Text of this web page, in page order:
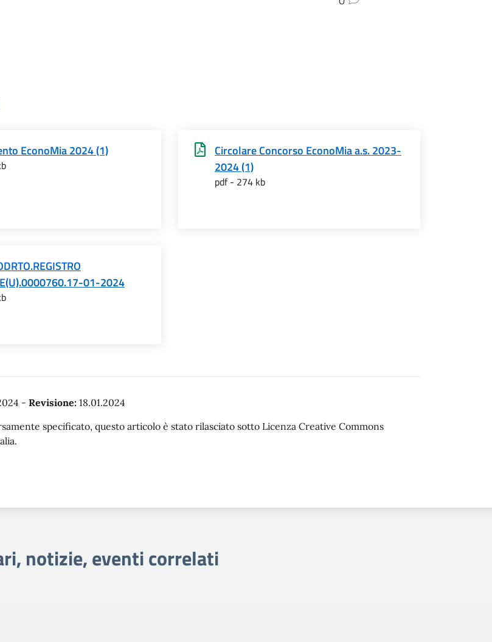
EconoMia 2024 (1)
Circolare Concorso EconoMia a.s. 2023-
2024 (1)
pdf - 274 kb
01-2024
- Revisione: 18.01.2024
specificato, questo articolo è stato rilasciato sotto Licenza Creative Commons
notizie, eventi correlati